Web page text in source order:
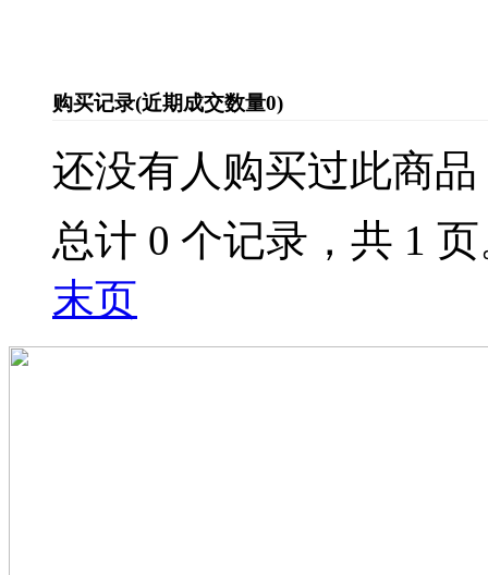
购买记录(近期成交数量0)
还没有人购买过此商品
总计 0 个记录，共 1
末页